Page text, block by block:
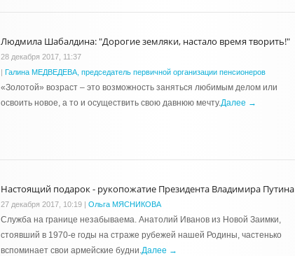
Людмила Шабалдина: "Дорогие земляки, настало время творить!"
28 декабря 2017, 11:37
| Галина МЕДВЕДЕВА, председатель первичной организации пенсионеров
«Золотой» возраст – это возможность заняться любимым делом или
освоить новое, а то и осуществить свою давнюю мечту.Далее →
Настоящий подарок - рукопожатие Президента Владимира Путина
27 декабря 2017, 10:19 | Ольга МЯСНИКОВА
Служба на границе незабываема. Анатолий Иванов из Новой Заимки,
стоявший в 1970-е годы на страже рубежей нашей Родины, частенько
вспоминает свои армейские будни.Далее →